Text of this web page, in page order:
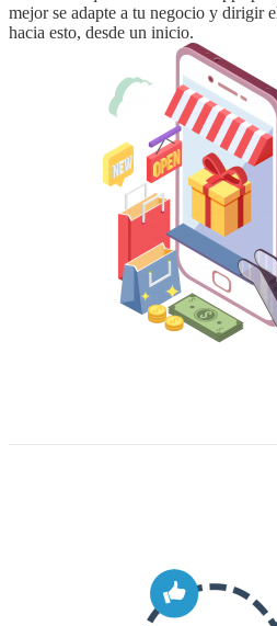
mejor se adapte a tu negocio y dirigir
hacia esto, desde un inicio.